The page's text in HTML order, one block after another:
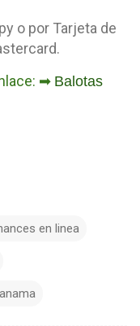
o por Tarjeta de
➡ Balotas
en linea